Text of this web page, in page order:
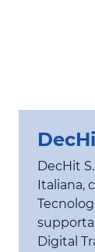
DecHit
Italiana,
Digital